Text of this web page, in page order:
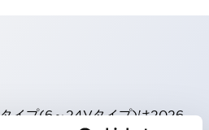
イプ(6～24Vタイプ)は2026